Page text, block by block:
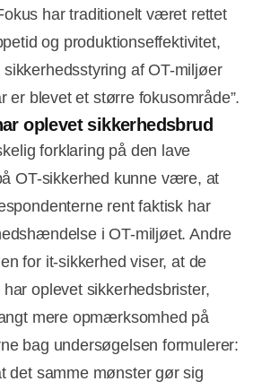
har traditionelt været rettet
og produktionseffektivitet,
af OT-miljøer
er blevet et større fokusområde”.
oplevet sikkerhedsbrud
forklaring på den lave
OT-sikkerhed kunne være, at
rent faktisk har
i OT-miljøet. Andre
for it-sikkerhed viser, at de
oplevet sikkerhedsbrister,
mere opmærksomhed på
bag undersøgelsen formulerer:
det samme mønster gør sig